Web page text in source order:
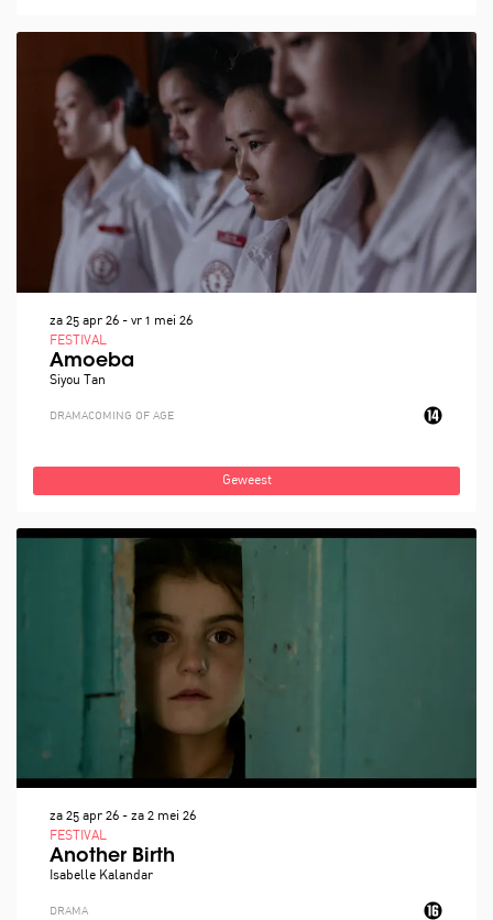
Amoeba
Siyou Tan
FESTIVAL
za 25 apr 26 - vr 1 mei 26
DRAMACOMING OF AGE
Geweest
Another Birth
Isabelle Kalandar
FESTIVAL
za 25 apr 26 - za 2 mei 26
DRAMA